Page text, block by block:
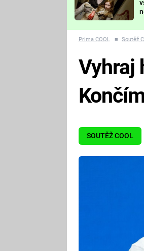
Prima COOL ■ Soutěž
SOUTĚŽ COOL
Vyhraj